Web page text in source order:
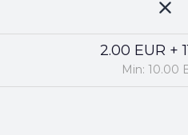
2.00 EUR +
Min: 10.00